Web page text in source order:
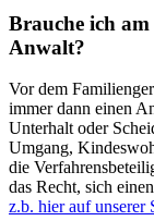
Brauche ich
Anwalt?
Vor dem
immer dann einen
Unterhalt oder
Umgang,
die
das Recht, sich
z.b. hier auf unserer